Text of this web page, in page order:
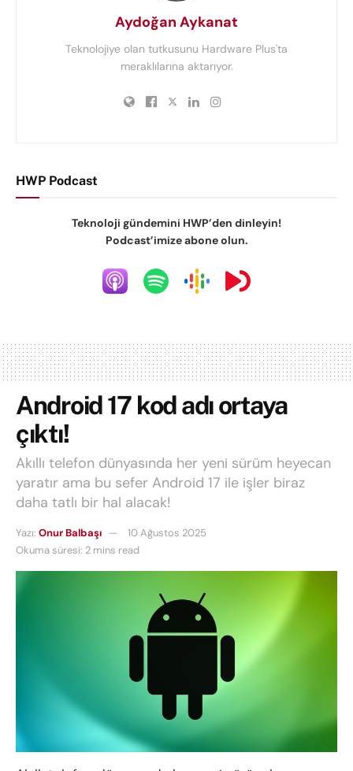
Aydoğan Aykanat
Teknolojiye olan tutkusunu Hardware Plus'ta
meraklılarına aktarıyor.
HWP Podcast
Teknoloji gündemini HWP’den dinleyin!
Podcast’imize abone olun.
Android 17 kod adı ortaya
çıktı!
Akıllı telefon dünyasında her yeni sürüm heyecan
yaratır ama bu sefer Android 17 ile işler biraz
daha tatlı bir hal alacak!
Yazı: Onur Balbaşı
10 Ağustos 2025
Okuma süresi: 2 mins read